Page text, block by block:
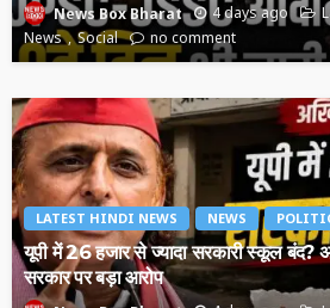
News Box Bharat 4 days ago
News
Social no comment
LATEST HINDI NEWS NEWS
यूपी में 26 हजार से ज्यादा सरकारी स्कूल बंद?
सरकार पर बड़ा आरोप